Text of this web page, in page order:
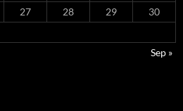
27 28 29
30
Sep »